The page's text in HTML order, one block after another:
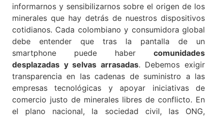
informarnos y sensibilizarnos sobre el origen de los
minerales que hay detrás de nuestros dispositivos
cotidianos. Cada colombiano y consumidora global
debe entender que tras la pantalla de un
smartphone puede haber comunidades
desplazadas y selvas arrasadas. Debemos exigir
transparencia en las cadenas de suministro a las
empresas tecnológicas y apoyar iniciativas de
comercio justo de minerales libres de conflicto. En
el plano nacional, la sociedad civil, las ONG,